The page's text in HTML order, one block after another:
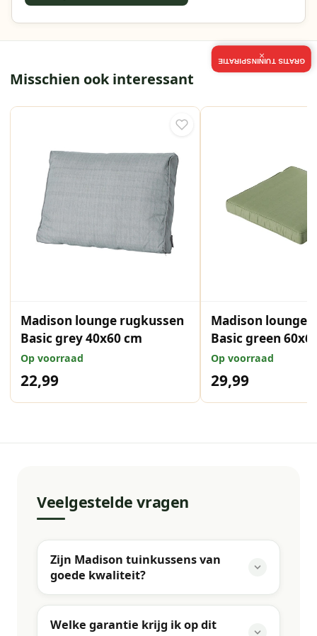
Misschien ook interessant
Madison lounge rugkussen
Basic grey 40x60 cm
Op voorraad
22,99
Madison lounge
Basic green
Op voorraad
29,99
Veelgestelde vragen
Zijn Madison tuinkussens van
goede kwaliteit?
Welke garantie krijg ik op dit
GRATIS TUININSPIRATIE
×